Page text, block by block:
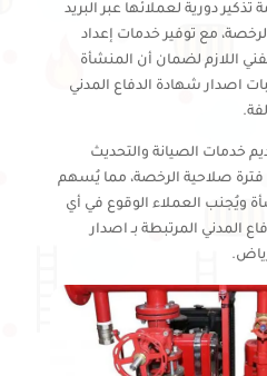
دورية لعملائها عبر البريد
مع توفير خدمات إعداد
اللازم لضمان أن المنشأة
اصدار شهادة الدفاع المدني
خدمات الصيانة والتحديث
فترة صلاحية الرخصة، مما يُسهم
ويُجنب العملاء الوقوع في أي
المدني المرتبطة بـ اصدار